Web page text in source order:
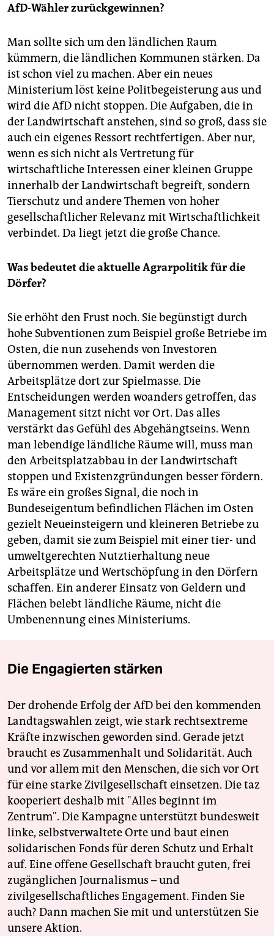
AfD-Wähler zurückgewinnen?
Man sollte sich um den ländlichen Raum
kümmern, die ländlichen Kommunen stärken. Da
ist schon viel zu machen. Aber ein neues
Ministerium löst keine Politbegeisterung aus und
wird die AfD nicht stoppen. Die Aufgaben, die in
der Landwirtschaft anstehen, sind so groß, dass sie
auch ein eigenes Ressort rechtfertigen. Aber nur,
wenn es sich nicht als Vertretung für
wirtschaftliche Interessen einer kleinen Gruppe
innerhalb der Landwirtschaft begreift, sondern
Tierschutz und andere Themen von hoher
gesellschaftlicher Relevanz mit Wirtschaftlichkeit
verbindet. Da liegt jetzt die große Chance.
Was bedeutet die aktuelle Agrarpolitik für die
Dörfer?
Sie erhöht den Frust noch. Sie begünstigt durch
hohe Subventionen zum Beispiel große Betriebe im
Osten, die nun zusehends von Investoren
übernommen werden. Damit werden die
Arbeitsplätze dort zur Spielmasse. Die
Entscheidungen werden woanders getroffen, das
Management sitzt nicht vor Ort. Das alles
verstärkt das Gefühl des Abgehängtseins. Wenn
man lebendige ländliche Räume will, muss man
den Arbeitsplatzabbau in der Landwirtschaft
stoppen und Existenzgründungen besser fördern.
Es wäre ein großes Signal, die noch in
Bundeseigentum befindlichen Flächen im Osten
gezielt Neueinsteigern und kleineren Betriebe zu
geben, damit sie zum Beispiel mit einer tier- und
umweltgerechten Nutztierhaltung neue
Arbeitsplätze und Wertschöpfung in den Dörfern
schaffen. Ein anderer Einsatz von Geldern und
Flächen belebt ländliche Räume, nicht die
Umbenennung eines Ministeriums.
Die Engagierten stärken
Der drohende Erfolg der AfD bei den kommenden
Landtagswahlen zeigt, wie stark rechtsextreme
Kräfte inzwischen geworden sind. Gerade jetzt
braucht es Zusammenhalt und Solidarität. Auch
und vor allem mit den Menschen, die sich vor Ort
für eine starke Zivilgesellschaft einsetzen. Die taz
kooperiert deshalb mit "Alles beginnt im
Zentrum". Die Kampagne unterstützt bundesweit
linke, selbstverwaltete Orte und baut einen
solidarischen Fonds für deren Schutz und Erhalt
auf. Eine offene Gesellschaft braucht guten, frei
zugänglichen Journalismus – und
zivilgesellschaftliches Engagement. Finden Sie
auch? Dann machen Sie mit und unterstützen Sie
unsere Aktion.